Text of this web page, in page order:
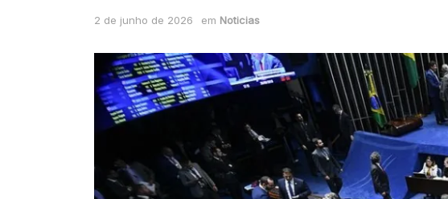
2 de junho de 2026 em Noticias